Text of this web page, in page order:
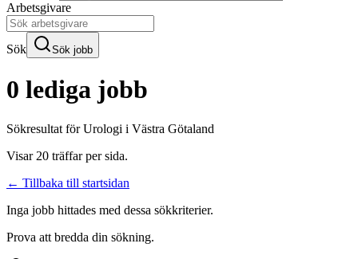
Arbetsgivare
Sök Sök jobb
0 lediga jobb
Sökresultat förUrologi i Västra Götaland
Visar 20 träffar per sida.
← Tillbaka till startsidan
Inga jobb hittades med dessa sökkriterier.
Prova att bredda din sökning.